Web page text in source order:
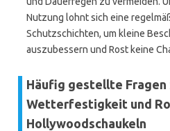
Nutzung lohnt sich eine
Schutzschichten, um kleine
auszubessern und Rost keine
Häufig gestellte Fragen
Wetterfestigkeit und
Hollywoodschaukeln